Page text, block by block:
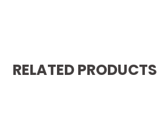
RELATED PRODUCTS